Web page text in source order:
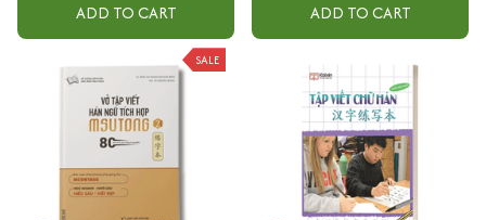
ADD TO CART ADD TO CART
SALE